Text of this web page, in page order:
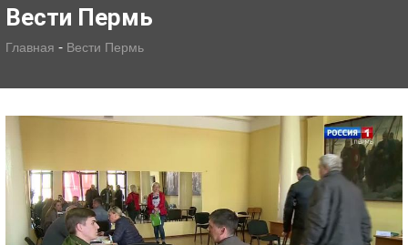
Вести Пермь
Главная - Вести Пермь